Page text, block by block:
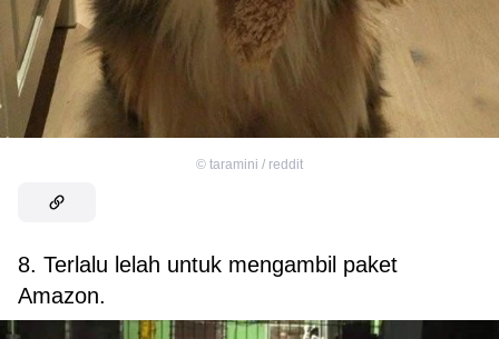
© taramini / reddit
8. Terlalu lelah untuk mengambil paket
Amazon.